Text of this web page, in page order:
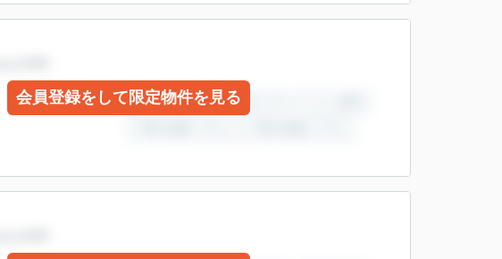
会員登録をして限定物件を見る